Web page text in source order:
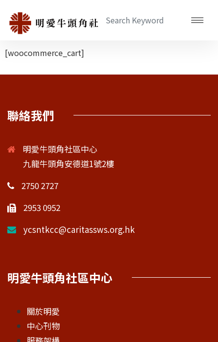
[woocommerce_cart]
聯絡我們
明愛牛頭角社區中心
九龍牛頭角安德道1號2樓
2750 2727
2953 0952
ycsntkcc@caritassws.org.hk
明愛牛頭角社區中心
關於明愛
中心刊物